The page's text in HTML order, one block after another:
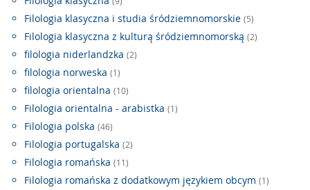
Filologia klasyczna i studia śródziemnomorskie (5)
Filologia klasyczna z kulturą śródziemnomorską (2)
filologia niderlandzka (2)
filologia norweska (1)
filologia orientalna (10)
Filologia orientalna - arabistka (1)
Filologia polska (46)
Filologia portugalska (2)
Filologia romańska (11)
Filologia romańska z dodatkowym językiem obcym (1)